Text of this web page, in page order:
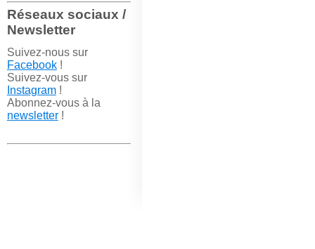
Réseaux sociaux /
Newsletter
Suivez-nous sur
Facebook!
Suivez-vous sur
Instagram!
Abonnez-vous à la
newsletter!